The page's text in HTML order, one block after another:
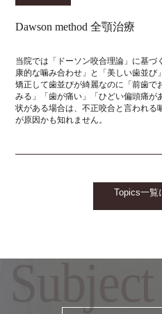
Dawson method 全顎治療
当院では「ドーソン咬合理論」に基づ
康的な噛み合わせ」と「美しい歯並び
矯正して歯並びが綺麗なのに「前歯で
みる」「歯が痛い」「ひどい偏頭痛が
状がある場合は、不正咬合と言われる
が原因かも知れません。
Topics一
Subject